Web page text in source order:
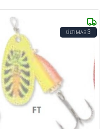
ÚLTIMAS3